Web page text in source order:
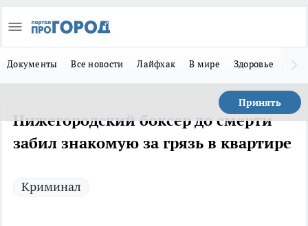
Документы Все новости Лайфхак В мире Здоровье
Принять
Нижегородский боксер до смерти
забил знакомую за грязь в квартире
Криминал